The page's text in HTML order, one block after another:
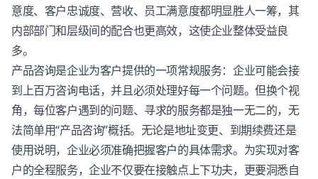
意度、客户忠诚度、营收、员工满意度都明显胜人一筹，其
内部部门和层级间的配合也更高效，这使企业整体受益良
多。
产品咨询是企业为客户提供的一项常规服务：企业可能会接
到上百万咨询电话，并且必须处理好每一个问题。但换个视
角，每位客户遇到的问题、寻求的服务都是独一无二的，无
法简单用“产品咨询”概括。无论是地址变更、到期续费还是
使用说明，企业必须准确把握客户的具体需求。为实现对客
户的全程服务，企业不仅要在接触点上下功夫，更要洞悉自